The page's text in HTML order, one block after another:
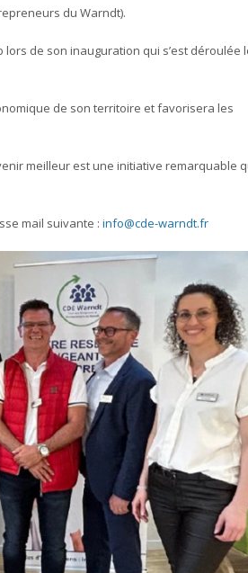
du Warndt).
de son inauguration qui s’est déroulée
de son territoire et favorisera les
meilleur est une initiative remarquable
mail suivante : info@cde-warndt.fr